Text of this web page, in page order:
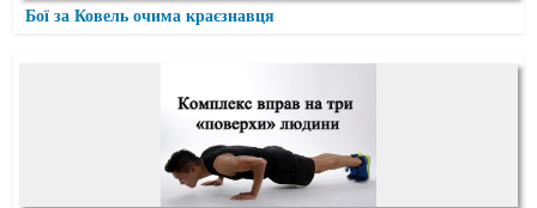
Бої за Ковель очима краєзнавця